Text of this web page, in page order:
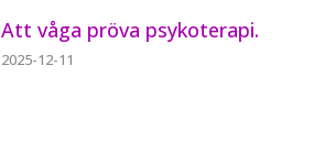
Att våga pröva psykoterapi.
2025-12-11